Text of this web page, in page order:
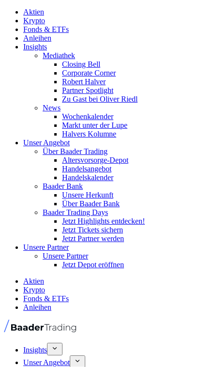
Aktien
Krypto
Fonds & ETFs
Anleihen
Insights
Mediathek
Closing Bell
Corporate Corner
Robert Halver
Partner Spotlight
Zu Gast bei Oliver Riedl
News
Wochenkalender
Markt unter der Lupe
Halvers Kolumne
Unser Angebot
Über Baader Trading
Altersvorsorge-Depot
Handelsangebot
Handelskalender
Baader Bank
Unsere Herkunft
Über Baader Bank
Baader Trading Days
Jetzt Highlights entdecken!
Jetzt Tickets sichern
Jetzt Partner werden
Unsere Partner
Unsere Partner
Jetzt Depot eröffnen
Aktien
Krypto
Fonds & ETFs
Anleihen
Insights
Unser Angebot